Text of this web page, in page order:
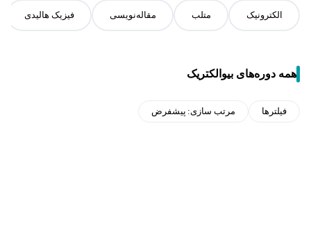
الکترونیک متلب مقاله‌نویسی فیزیک هالیدی
همه دوره‌های بیوالکتریک
فیلترها مرتب سازی: پیشفرض